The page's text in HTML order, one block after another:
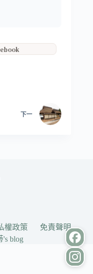
下一
權政策
免責聲明
blog